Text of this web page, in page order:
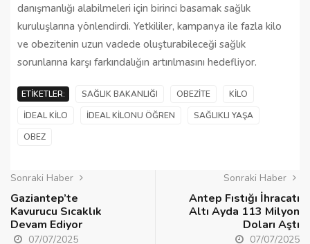
danışmanlığı alabilmeleri için birinci basamak sağlık
kuruluşlarına yönlendirdi. Yetkililer, kampanya ile fazla kilo
ve obezitenin uzun vadede oluşturabileceği sağlık
sorunlarına karşı farkındalığın artırılmasını hedefliyor.
ETIKETLER: SAĞLIK BAKANLIĞI OBEZITE
KILO
İDEAL KILO
İDEAL KILONU ÖĞREN
SAĞLIKLI YAŞA
OBEZ
Sonraki Haber
Gaziantep’te
Kavurucu Sıcaklık
Devam Ediyor
07/07/2025
Sonraki Haber
Antep Fıstığı İhracatı
Altı Ayda 113 Milyon
Doları Aştı
07/07/2025